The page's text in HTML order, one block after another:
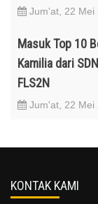
Jum'at, 22 Mei
Masuk Top 10
Kamilia dari
FLS2N
Jum'at, 22 Mei
KONTAK KAMI